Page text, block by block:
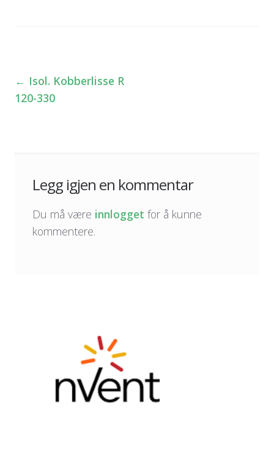
Innleggsnavigasjon
← Isol. Kobberlisse R
120-330
Legg igjen en kommentar
Du må være innlogget for å kunne
kommentere.